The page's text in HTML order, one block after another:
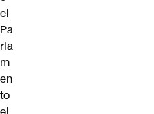
el
Pa
rla
m
en
to